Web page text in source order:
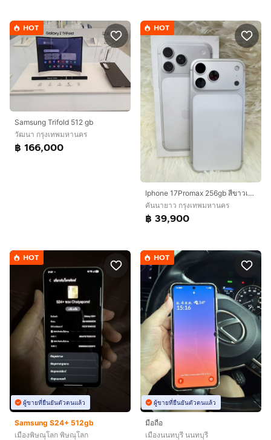
HOT
Samsung Trifold 512 gb
วัฒนา กรุงเทพมหานคร
฿ 166,000
HOT
Iphone 17Promax 256gb สีขาวเครื่องสวย ยกกล่อง เดิมๆสุขภาพแบต 94%ประกันเหลือ 30/11/2569อุปกรณ์ สายชาร์จแท้ กล่องเดิมเลขตรงกล่องนัดรับได้ รามอินทรา83 กม8 กม9
คันนายาว กรุงเทพมหานคร
฿ 39,900
HOT
ผู้ขายที่ยืนยันตัวตนแล้ว
Samsung S24+ 512gb
เมืองพิษณุโลก พิษณุโลก
HOT
ผู้ขายที่ยืนยันตัวตนแล้ว
มือถือ
เมืองนนทบุรี นนทบุรี